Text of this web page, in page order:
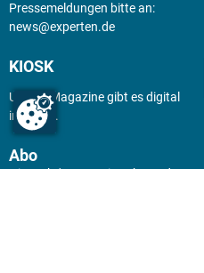
Pressemeldungen bitte an:
news@experten.de
KIOSK
Unsere Magazine gibt es digital
im Kiosk .
Abo
Hier geht's zum Print Abo und